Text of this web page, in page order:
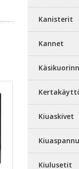
Kanisterit
Kannet
Kiuaskivet
Kiulusetit